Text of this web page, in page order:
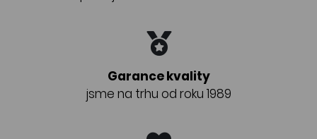
Garance kvality
jsme na trhu od roku 1989